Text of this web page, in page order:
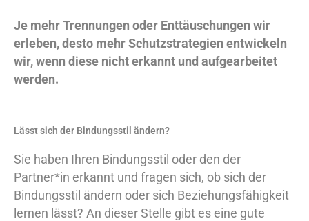
Je mehr Trennungen oder Enttäuschungen wir
erleben, desto mehr Schutzstrategien entwickeln
wir, wenn diese nicht erkannt und aufgearbeitet
werden.
Lässt sich der Bindungsstil ändern?
Sie haben Ihren Bindungsstil oder den der
Partner*in erkannt und fragen sich, ob sich der
Bindungsstil ändern oder sich Beziehungsfähigkeit
lernen lässt? An dieser Stelle gibt es eine gute